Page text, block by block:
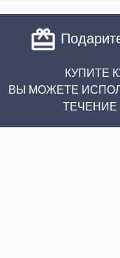
card_giftcard
КУПИТЕ
ВЫ МОЖЕТЕ
ТЕЧЕНИЕ